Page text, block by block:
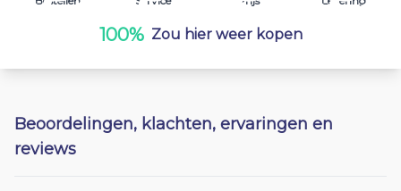
100% Zou hier weer kopen
Beoordelingen, klachten, ervaringen en
reviews